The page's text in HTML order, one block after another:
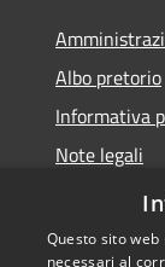
Albo pretorio
Informativa
Note legali
Questo sito
necessari al